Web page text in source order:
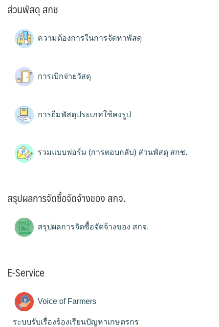
ส่วนพัสดุ สกช
ความต้องการในการจัดหาพัสดุ
การเบิกจ่ายวัสดุ
การยืมพัสดุประเภทใช้คงรูป
รวมแบบฟอร์ม (การตอบกลับ) ส่วนพัสดุ สกช.
สรุปผลการจัดซื้อจัดจ้างของ สกจ.
สรุปผลการจัดซื้อจัดจ้างของ สกจ.
E-Service
Voice of Farmers
ระบบรับเรื่องร้องเรียนปัญหาเกษตรกร